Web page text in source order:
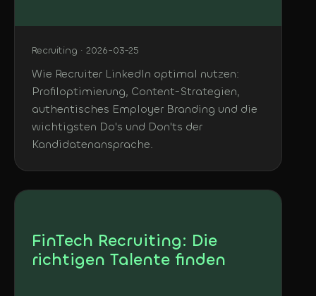
Recruiting · 2026-03-25
Wie Recruiter LinkedIn optimal nutzen:
Profiloptimierung, Content-Strategien,
authentisches Employer Branding und die
wichtigsten Do's und Don'ts der
Kandidatenansprache.
FinTech Recruiting: Die
richtigen Talente finden